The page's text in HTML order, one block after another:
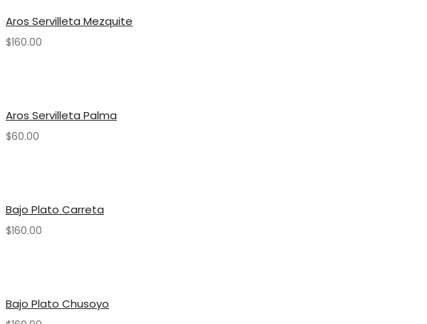
Aros Servilleta Mezquite
$160.00
Aros Servilleta Palma
$60.00
Bajo Plato Carreta
$160.00
Bajo Plato Chusoyo